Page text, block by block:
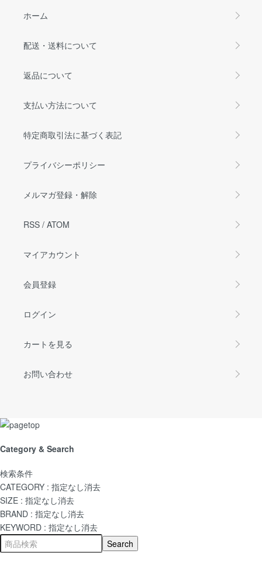
ホーム
配送・送料について
返品について
支払い方法について
特定商取引法に基づく表記
プライバシーポリシー
メルマガ登録・解除
RSS / ATOM
マイアカウント
会員登録
ログイン
カートを見る
お問い合わせ
Category & Search
検索条件
CATEGORY : 指定なし消去
SIZE : 指定なし消去
BRAND : 指定なし消去
KEYWORD : 指定なし消去